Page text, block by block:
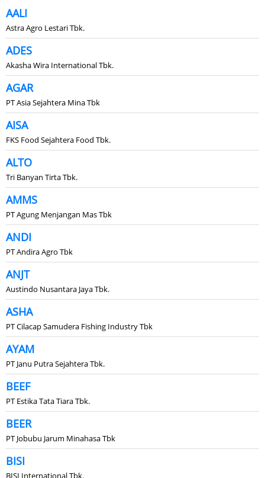
AALI
Astra Agro Lestari Tbk.
ADES
Akasha Wira International Tbk.
AGAR
PT Asia Sejahtera Mina Tbk
AISA
FKS Food Sejahtera Food Tbk.
ALTO
Tri Banyan Tirta Tbk.
AMMS
PT Agung Menjangan Mas Tbk
ANDI
PT Andira Agro Tbk
ANJT
Austindo Nusantara Jaya Tbk.
ASHA
PT Cilacap Samudera Fishing Industry Tbk
AYAM
PT Janu Putra Sejahtera Tbk.
BEEF
PT Estika Tata Tiara Tbk.
BEER
PT Jobubu Jarum Minahasa Tbk
BISI
BISI International Tbk.